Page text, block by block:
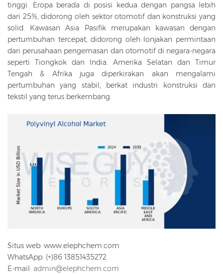
tinggi. Eropa berada di posisi kedua dengan pangsa lebih
dari 25%, didorong oleh sektor otomotif dan konstruksi yang
solid. Kawasan Asia Pasifik merupakan kawasan dengan
pertumbuhan tercepat, didorong oleh lonjakan permintaan
dari perusahaan pengemasan dan otomotif di negara-negara
seperti Tiongkok dan India. Amerika Selatan dan Timur
Tengah & Afrika juga diperkirakan akan mengalami
pertumbuhan yang stabil, berkat industri konstruksi dan
tekstil yang terus berkembang.
Situs web: www.elephchem.com
WhatsApp: (+)86 13851435272
E-mail: admin@elephchem.com